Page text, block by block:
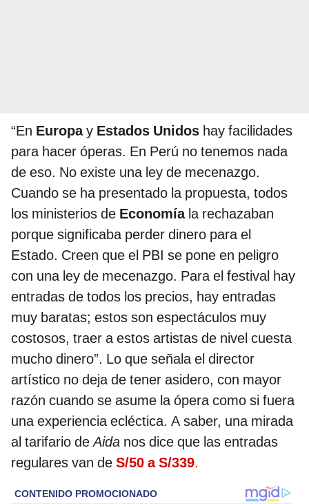
“En Europay Estados Unidos hay facilidades
para hacer óperas. En Perú no tenemos nada
de eso. No existe una ley de mecenazgo.
Cuando se ha presentado la propuesta, todos
los ministerios de Economíala rechazaban
porque significaba perder dinero para el
Estado. Creen que el PBI se pone en peligro
con una ley de mecenazgo. Para el festival hay
entradas de todos los precios, hay entradas
muy baratas; estos son espectáculos muy
costosos, traer a estos artistas de nivel cuesta
mucho dinero”. Lo que señala el director
artístico no deja de tener asidero, con mayor
razón cuando se asume la ópera como si fuera
una experiencia ecléctica. A saber, una mirada
al tarifario deAida nos dice que las entradas
regulares van de S/50 a S/339.